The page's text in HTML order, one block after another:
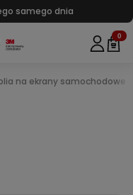
samego dnia
0
na ekrany samochodowe